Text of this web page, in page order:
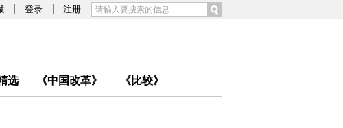
登录 注册
选 《中国改革》 《比较》